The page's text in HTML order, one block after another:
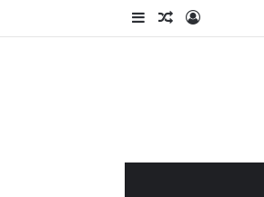
تسجيل الدخول
مقال عشوائي